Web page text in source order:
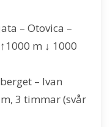
– Otovica –
m ↓ 1000
– Ivan
3 timmar (svår